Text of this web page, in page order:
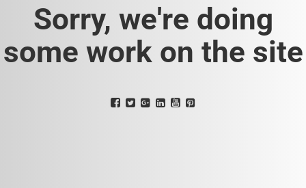
Sorry, we're doing
some work on the site